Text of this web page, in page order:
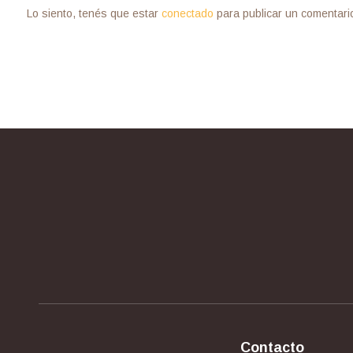
Lo siento, tenés que estar conectado para publicar un
Contacto